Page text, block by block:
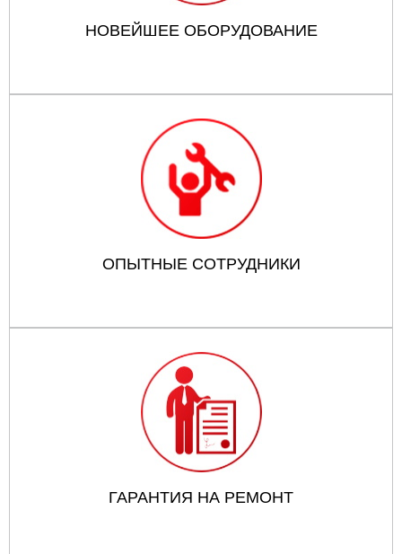
НОВЕЙШЕЕ ОБОРУДОВАНИЕ
ОПЫТНЫЕ СОТРУДНИКИ
ГАРАНТИЯ НА РЕМОНТ